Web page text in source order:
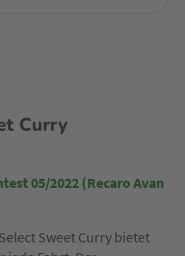
Curry
05/2022 (Recaro Avan
Sweet Curry bietet